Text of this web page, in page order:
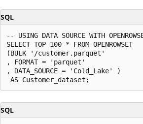
SQL
-- USING DATA SOURCE WITH
SELECT TOP 100 * FROM OPENROWSET
(BULK '/customer.parquet'
, FORMAT = 'parquet'
, DATA_SOURCE = 'Cold_Lake' )
SQL